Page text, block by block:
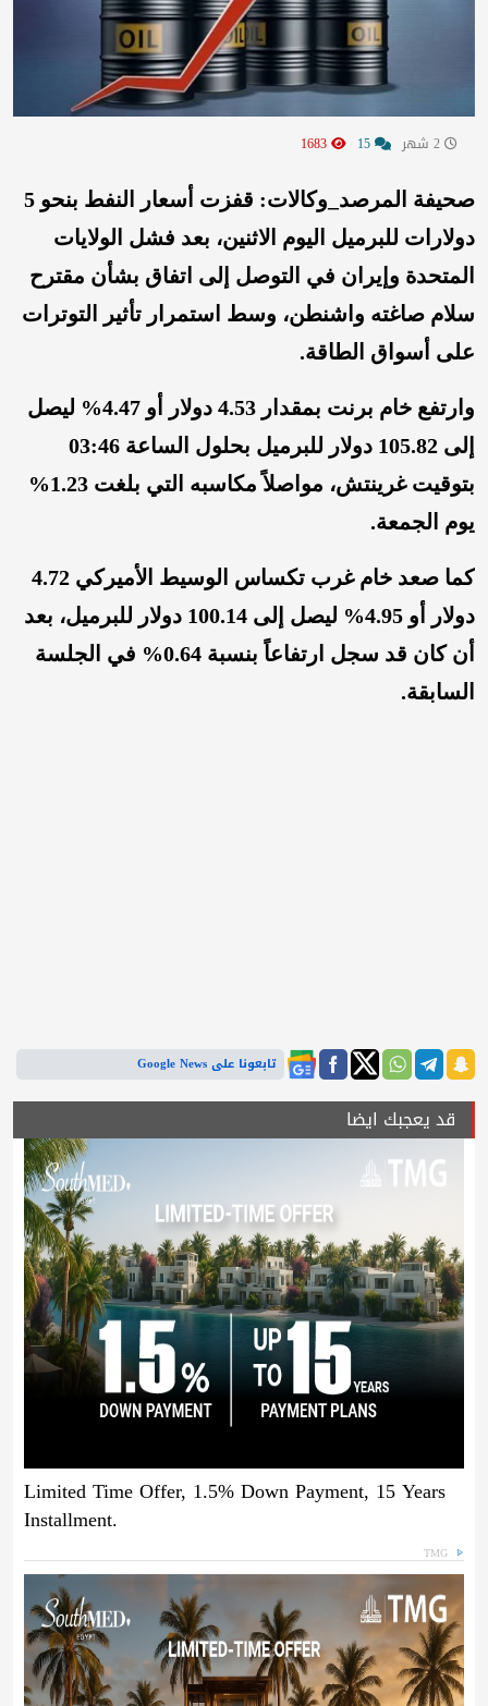
صحيفة المرصد_وكالات: قفزت أسعار النفط بنحو 5
دولارات للبرميل اليوم الاثنين، بعد فشل الولايات
المتحدة وإيران في التوصل إلى اتفاق بشأن مقترح
سلام صاغته واشنطن، وسط استمرار تأثير التوترات
على أسواق الطاقة.
وارتفع خام برنت بمقدار 4.53 دولار أو 4.47% ليصل
إلى 105.82 دولار للبرميل بحلول الساعة 03:46
بتوقيت غرينتش، مواصلاً مكاسبه التي بلغت 1.23%
يوم الجمعة.
كما صعد خام غرب تكساس الوسيط الأميركي 4.72
دولار أو 4.95% ليصل إلى 100.14 دولار للبرميل، بعد
أن كان قد سجل ارتفاعاً بنسبة 0.64% في الجلسة
السابقة.
تابعونا على Google News
قد يعجبك ايضا
Limited Time Offer, 1.5% Down Payment, 15 Years
Installment.
TMG